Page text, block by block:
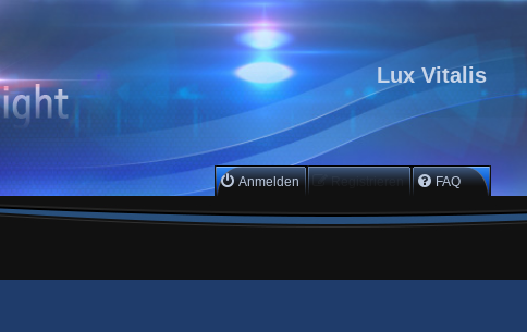
Lux Vitalis
Anmelden Registrieren FAQ